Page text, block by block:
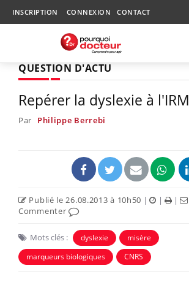
INSCRIPTION CONNEXION CONTACT
QUESTION D'ACTU
Repérer la dyslexie à l'IRM
Par Philippe Berrebi
Publié le 26.08.2013 à 10h50 | | |
Commenter
Mots clés : dyslexie
misère
marqueurs biologiques
CNRS